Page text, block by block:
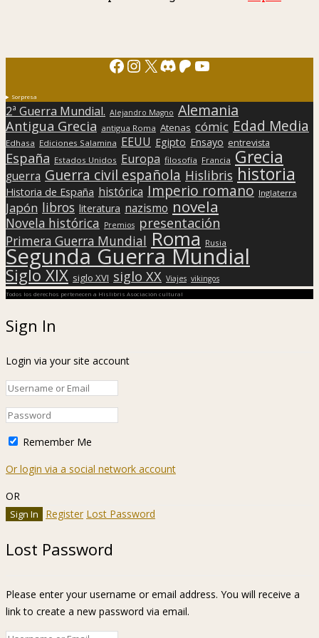
Facebook
Instagram
X Discord
Patreon
YouTube
Sorpresa
2ª Guerra Mundial. Alejandro Magno Alemania
Antigua Grecia antigua Roma Atenas cómic Edad Media
Edhasa Ediciones Salamina EEUU Egipto Ensayo entrevista
España Estados Unidos Europa filosofía Francia Grecia
guerra Guerra civil española Hislibris historia
Historia de España histórica Imperio romano Inglaterra
Japón libros literatura nazismo novela
Novela histórica Premios presentación
Primera Guerra Mundial Roma Rusia
Segunda Guerra Mundial
Siglo XIX siglo XVI siglo XX Viajes vikingos
Todos los derechos pertenecen a Hislibris Asociación cultural
Sign In
Login via your site account
Remember Me
Or login via a social network account
OR
Register Lost Password
Lost Password
Please enter your username or email address. You will receive a
link to create a new password via email.